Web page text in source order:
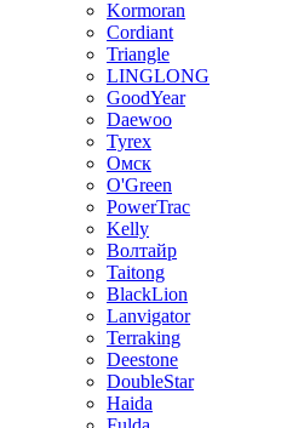
Kormoran
Cordiant
Triangle
LINGLONG
GoodYear
Daewoo
Tyrex
Омск
O'Green
PowerTrac
Kelly
Волтайр
Taitong
BlackLion
Lanvigator
Terraking
Deestone
DoubleStar
Haida